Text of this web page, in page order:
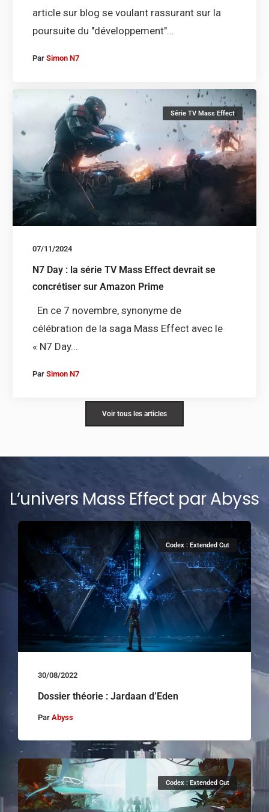
article sur blog se voulant rassurant sur la
poursuite du "développement"...
Par Simon N7
Série TV Mass Effect
07/11/2024
N7 Day : la série TV Mass Effect devrait se
concrétiser sur Amazon Prime
En ce 7 novembre, synonyme de
célébration de la saga Mass Effect avec le
« N7 Day...
Par Simon N7
Voir tous les articles
L’univers Mass Effect par Abyss
Codex : Extended Cut
30/08/2022
Dossier théorie : Jardaan d’Eden
Par Abyss
Codex : Extended Cut